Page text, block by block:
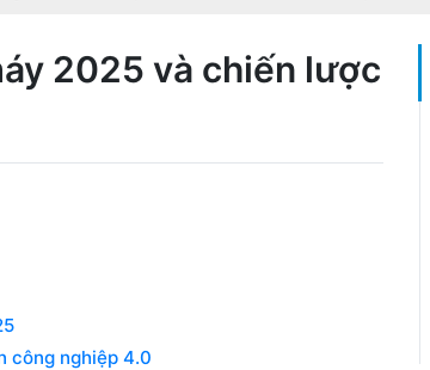
2025 và chiến lược
công nghiệp 4.0